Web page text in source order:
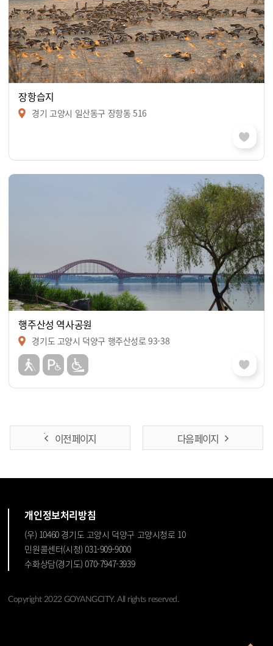
장항습지
경기 고양시 일산동구 장항동 516
행주산성 역사공원
경기도 고양시 덕양구 행주산성로 93-38
이전 페이지 다음 페이지
개인정보처리방침
(우) 10460 경기도 고양시 덕양구 고양시청로 10
민원콜센터(시청) 031-909-9000
수화상담(경기도) 070-7947-3939
Copyright 2022 GOYANGCITY. All rights reserved.